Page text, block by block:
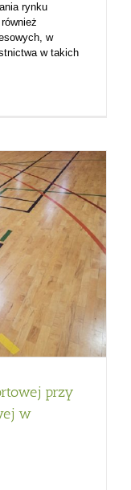
rynku
w
w takich
przy
w